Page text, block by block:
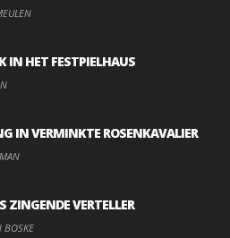
IN HET FESTPIELHAUS
IN VERMINKTE ROSENKAVALIER
ZINGENDE VERTELLER
BOSKE